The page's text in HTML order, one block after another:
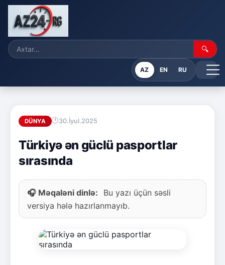
🔍
AZ EN RU
DÜNYA 30.İyul.2025
Türkiyə ən güclü pasportlar
sırasında
🎧 Məqaləni dinlə:
Bu yazı üçün səsli
versiya hələ hazırlanmayıb.